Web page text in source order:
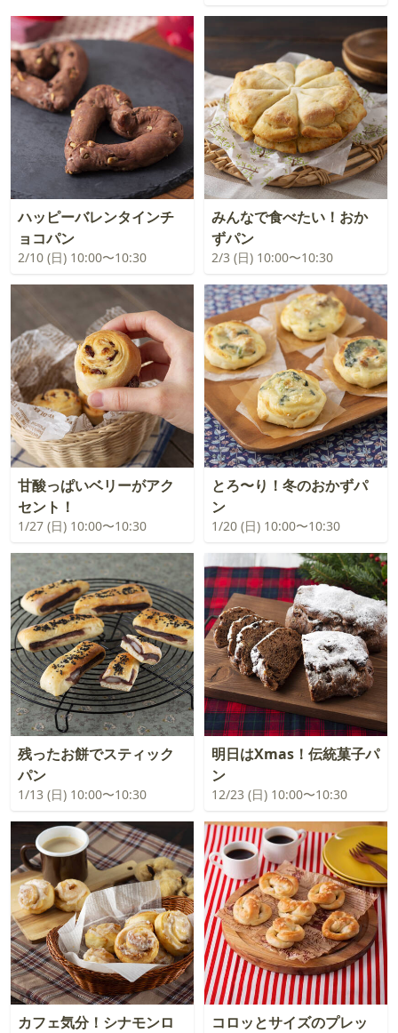
ハッピーバレンタインチ
ョコパン
2/10 (日) 10:00〜10:30
みんなで食べたい！おか
ずパン
2/3 (日) 10:00〜10:30
甘酸っぱいベリーがアク
セント！
1/27 (日) 10:00〜10:30
とろ〜り！冬のおかずパ
ン
1/20 (日) 10:00〜10:30
残ったお餅でスティック
パン
1/13 (日) 10:00〜10:30
明日はXmas！伝統菓子パ
ン
12/23 (日) 10:00〜10:30
カフェ気分！シナモンロ
コロッとサイズのプレッ